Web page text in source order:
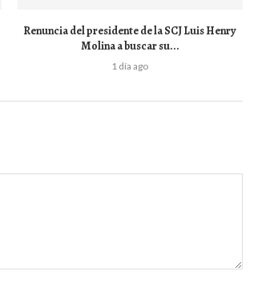
Renuncia del presidente de la SCJ Luis Henry
Molina a buscar su...
1 día ago